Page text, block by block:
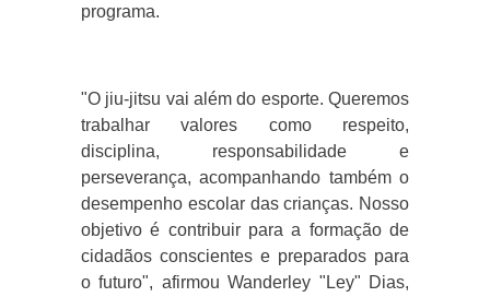
programa.
"O jiu-jitsu vai além do esporte. Queremos
trabalhar valores como respeito,
disciplina, responsabilidade e
perseverança, acompanhando também o
desempenho escolar das crianças. Nosso
objetivo é contribuir para a formação de
cidadãos conscientes e preparados para
o futuro", afirmou Wanderley "Ley" Dias,